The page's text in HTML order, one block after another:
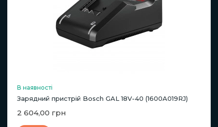
В наявності
Зарядний пристрій Bosch GAL 18V-40 (1600A019RJ)
2 604,00 грн